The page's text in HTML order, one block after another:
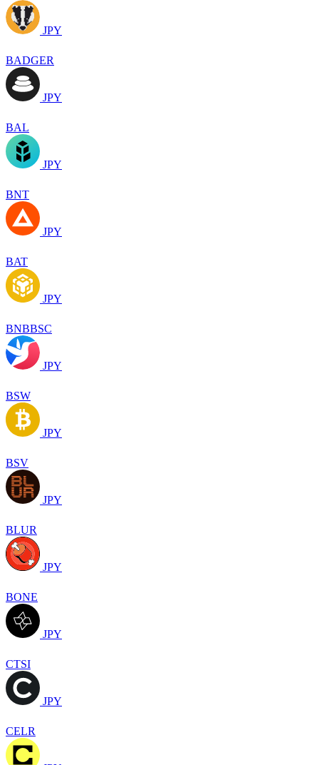
JPY
BADGER
JPY
BAL
JPY
BNT
JPY
BAT
JPY
BNBBSC
JPY
BSW
JPY
BSV
JPY
BLUR
JPY
BONE
JPY
CTSI
JPY
CELR